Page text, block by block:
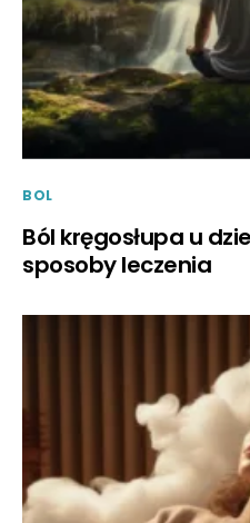
BOL
Ból kręgosłupa u
sposoby leczenia